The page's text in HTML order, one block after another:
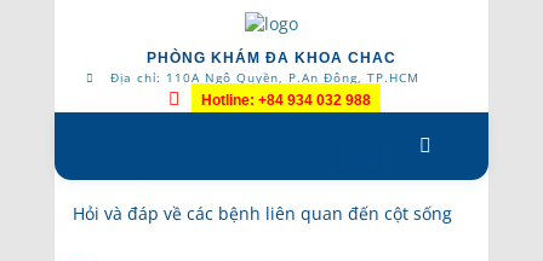
PHÒNG KHÁM ĐA KHOA CHAC
Địa chỉ: 110A Ngô Quyền, P.An Đông, TP.HCM
Hotline: +84 934 032 988
to
content
Hỏi và đáp về các bệnh liên quan đến cột sống